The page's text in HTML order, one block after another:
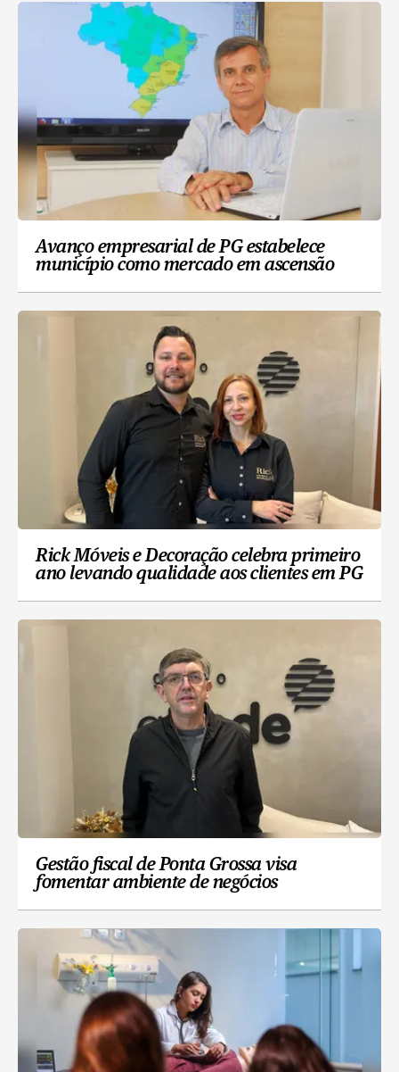
Avanço empresarial de PG estabelece
município como mercado em ascensão
Rick Móveis e Decoração celebra primeiro
ano levando qualidade aos clientes em PG
Gestão fiscal de Ponta Grossa visa
fomentar ambiente de negócios